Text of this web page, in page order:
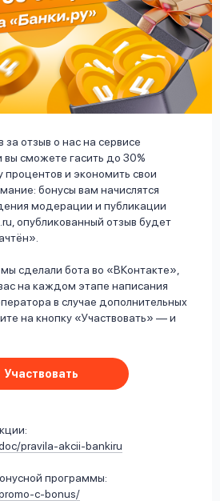
отзыв о нас на сервисе
сможете гасить до 30%
процентов и экономить свои
бонусы вам начислятся
модерации и публикации
опубликованный отзыв будет
сделали бота во «ВКонтакте»,
на каждом этапе написания
в случае дополнительных
на кнопку «Участвовать» — и
Участвовать
pravila-akcii-bankiru
программы:
c-bonus/